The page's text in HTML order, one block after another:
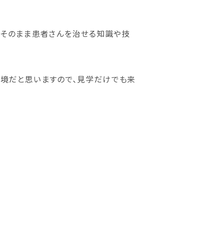
のまま患者さんを治せる知識や技
だと思いますので、見学だけでも来